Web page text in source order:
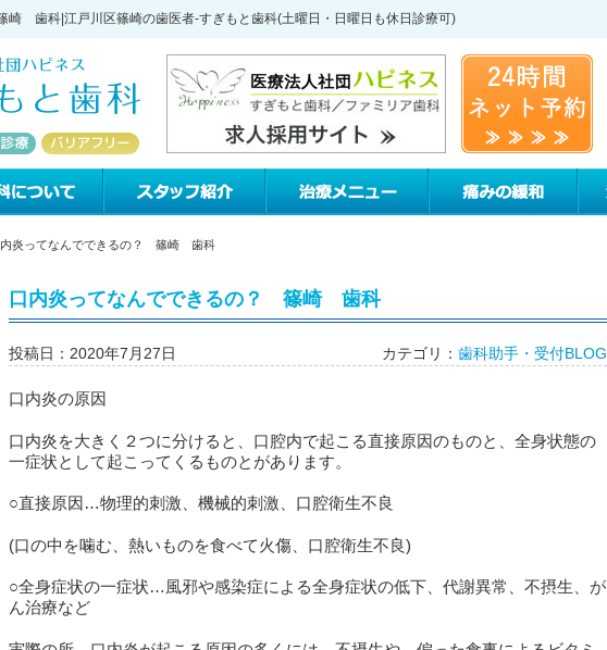
歯科|江戸川区篠崎の歯医者-すぎもと歯科(土曜日・日曜日も休日診療可)
内炎ってなんでできるの？ 篠崎 歯科
口内炎ってなんでできるの？ 篠崎 歯科
投稿日：2020年7月27日 カテゴリ： 歯科助手・受付BLOG
口内炎の原因
口内炎を大きく２つに分けると、口腔内で起こる直接原因のものと、全身状態の
一症状として起こってくるものとがあります。
○直接原因…物理的刺激、機械的刺激、口腔衛生不良
(口の中を噛む、熱いものを食べて火傷、口腔衛生不良)
○全身症状の一症状…風邪や感染症による全身症状の低下、代謝異常、不摂生、が
ん治療など